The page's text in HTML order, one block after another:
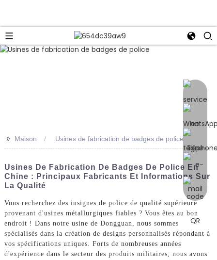
>> Maison Usines de fabrication de badges de police
Usines De Fabrication De Badges De Police En
Chine : Principaux Fabricants Et Informations Sur
La Qualité
Vous recherchez des insignes de police de qualité supérieure
provenant d'usines métallurgiques fiables ? Vous êtes au bon
endroit ! Dans notre usine de Dongguan, nous sommes
spécialisés dans la création de designs personnalisés répondant à
vos spécifications uniques. Forts de nombreuses années
d'expérience dans le secteur des produits militaires, nous avons